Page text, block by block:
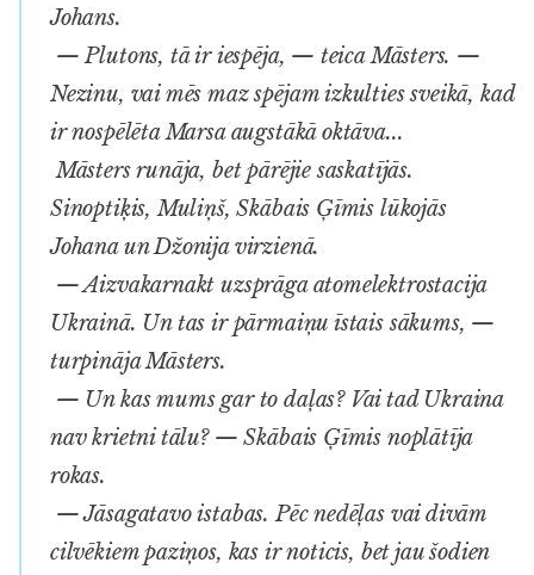
Johans.
— Plutons, tā ir iespēja, — teica Māsters. —
Nezinu, vai mēs maz spējam izkulties sveikā, kad
ir nospēlēta Marsa augstākā oktāva...
Māsters runāja, bet pārējie saskatījās.
Sinoptiķis, Muliņš, Skābais Ģīmis lūkojās
Johana un Džonija virzienā.
— Aizvakarnakt uzsprāga atomelektrostacija
Ukrainā. Un tas ir pārmaiņu īstais sākums, —
turpināja Māsters.
— Un kas mums gar to daļas? Vai tad Ukraina
nav krietni tālu? — Skābais Ģīmis noplātīja
rokas.
— Jāsagatavo istabas. Pēc nedēļas vai divām
cilvēkiem paziņos, kas ir noticis, bet jau šodien